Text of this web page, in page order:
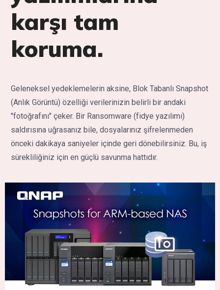
karşı tam
koruma.
Geleneksel yedeklemelerin aksine, Blok Tabanlı Snapshot
(Anlık Görüntü) özelliği verilerinizin belirli bir andaki
"fotoğrafını" çeker. Bir Ransomware (fidye yazılımı)
saldırısına uğrasanız bile, dosyalarınız şifrelenmeden
önceki dakikaya saniyeler içinde geri dönebilirsiniz. Bu, iş
sürekliliğiniz için en güçlü savunma hattıdır.